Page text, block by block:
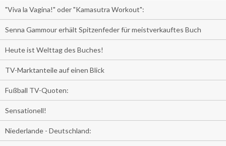
"Viva la Vagina!" oder "Kamasutra Workout":
Senna Gammour erhält Spitzenfeder für meistverkauftes Buch
Heute ist Welttag des Buches!
TV-Marktanteile auf einen Blick
Fußball TV-Quoten:
Sensationell!
Niederlande - Deutschland: